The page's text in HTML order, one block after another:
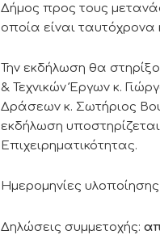
Δήμος προς τους
οποία είναι
Την εκδήλωση θα
& Τεχνικών Έργων κ.
Δράσεων κ. Σωτήριος
εκδήλωση
Επιχειρηματικότητας.
Ημερομηνίες
Δηλώσεις συμμετοχής: